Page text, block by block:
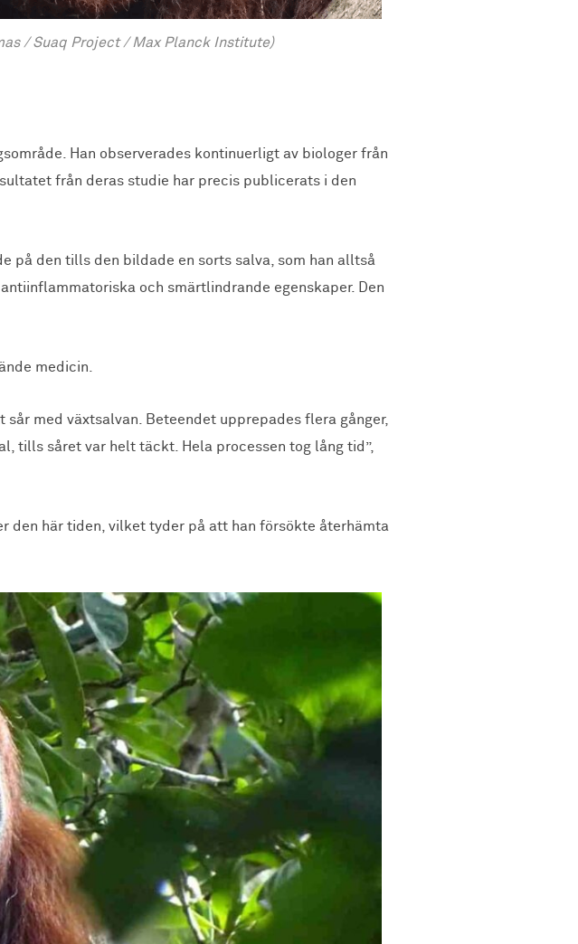
/ Suaq Project / Max Planck Institute)
Han observerades kontinuerligt av biologer från
från deras studie har precis publicerats i den
på den tills den bildade en sorts salva, som han alltså
och smärtlindrande egenskaper. Den
medicin.
med växtsalvan. Beteendet upprepades flera gånger,
tills såret var helt täckt. Hela processen tog lång tid”,
den här tiden, vilket tyder på att han försökte återhämta